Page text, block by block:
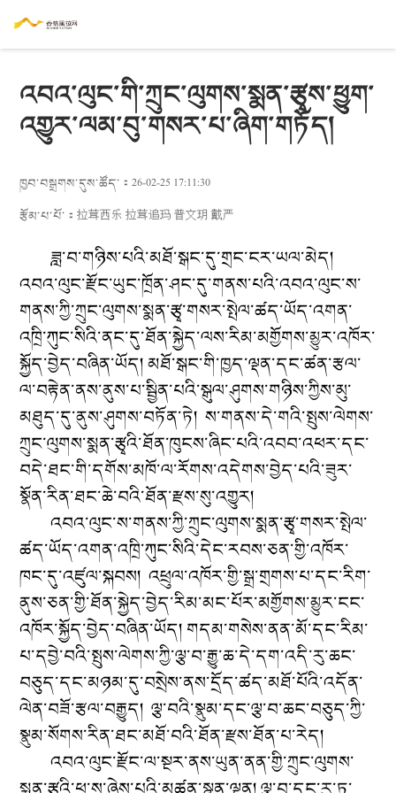
འབའ་ལུང་གི་ཀྲུང་ལུགས་སྨན་རྩྭས་ཕྱུག་
འགྱུར་ལམ་བུ་གསར་པ་ཞིག་གཏོད།
ཁྱབ་བསྒྲགས་དུས་ཚོད་：26-02-25 17:11:30
རྩོམ་པ་པོ་：拉茸西乐 拉茸追玛 普文玥 戴严
ཟླ་བ་གཉིས་པའི་མཐོ་སྒང་དུ་གྲང་ངར་ཡལ་མེད།
འབའ་ལུང་རྫོང་ཡུང་ཁྲོན་ཤང་དུ་གནས་པའི་འབའ་ལུང་ས་
གནས་ཀྱི་ཀྲུང་ལུགས་སྨན་རྩྭ་གསར་སྤེལ་ཚད་ཡོད་འགན་
འཁྲི་ཀུང་སིའི་ནང་དུ་ཐོན་སྐྱེད་ལས་རིམ་མགྱོགས་མྱུར་འཁོར་
སྐྱོད་བྱེད་བཞིན་ཡོད། མཐོ་སྒང་གི་ཁྱད་ལྡན་དང་ཚན་རྩལ་
ལ་བརྟེན་ནས་ནུས་པ་སྦྱིན་པའི་སྒུལ་ཤུགས་གཉིས་ཀྱིས་མུ་
མཐུད་དུ་ནུས་ཤུགས་བཏོན་ཏེ། ས་གནས་དེ་གའི་སྤུས་ལེགས་
ཀྲུང་ལུགས་སྨན་རྩྭའི་ཐོན་ཁུངས་ཞིང་པའི་འབབ་འཕར་དང་
བདེ་ཐང་གི་དགོས་མཁོ་ལ་རོགས་འདེགས་བྱེད་པའི་ཟུར་
སྣོན་རིན་ཐང་ཆེ་བའི་ཐོན་རྫས་སུ་འགྱུར།
འབའ་ལུང་ས་གནས་ཀྱི་ཀྲུང་ལུགས་སྨན་རྩྭ་གསར་སྤེལ་
ཚད་ཡོད་འགན་འཁྲི་ཀུང་སིའི་དེང་རབས་ཅན་གྱི་འཁོར་
ཁང་དུ་འཛུལ་སྐབས། འཕྲུལ་འཁོར་གྱི་སྒྲ་གྲགས་པ་དང་རིག་
ནུས་ཅན་གྱི་ཐོན་སྐྱེད་བྱེད་རིམ་མང་པོར་མགྱོགས་མྱུར་ངང་
འཁོར་སྐྱོད་བྱེད་བཞིན་ཡོད། གདམ་གསེས་ནན་མོ་དང་རིམ་
པ་དབྱེ་བའི་སྤུས་ལེགས་ཀྱི་ལྕ་བ་རྒྱུ་ཆ་དེ་དག་འདི་རུ་ཆང་
བཅུད་དང་མཉམ་དུ་བསྲེས་ནས་དྲོད་ཚད་མཐོ་པོའི་འདོན་
ལེན་བཟོ་རྩལ་བརྒྱུད། ལྕ་བའི་སྣུམ་དང་ལྕ་བ་ཆང་བཅུད་ཀྱི་
སྣུམ་སོགས་རིན་ཐང་མཐོ་བའི་ཐོན་རྫས་ཐོན་པ་རེད།
འབའ་ལུང་རྫོང་ལ་སྔར་ནས་ཡུན་ནན་གྱི་ཀྲུང་ལུགས་